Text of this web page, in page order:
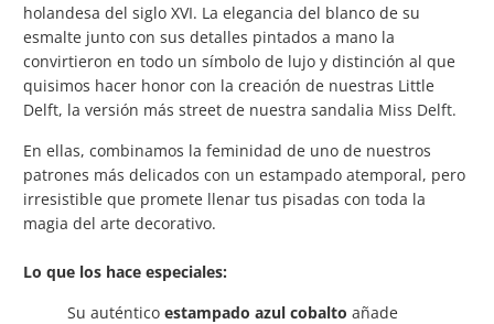
holandesa del siglo XVI. La elegancia del blanco de su
esmalte junto con sus detalles pintados a mano la
convirtieron en todo un símbolo de lujo y distinción al que
quisimos hacer honor con la creación de nuestras Little
Delft, la versión más street de nuestra sandalia Miss Delft.
En ellas, combinamos la feminidad de uno de nuestros
patrones más delicados con un estampado atemporal, pero
irresistible que promete llenar tus pisadas con toda la
magia del arte decorativo.
Lo que los hace especiales:
Su auténticoestampado azul cobalto añade